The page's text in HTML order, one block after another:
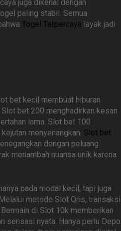
juga dikenal dengan
paling stabil. Semua
Togel Terpercaya layak jadi
bet kecil membuat hiburan
bet 200 menghadirkan kesan
lama. Slot bet 100
menyenangkan. Slot bet
dengan peluang
menambah nuansa unik karena
pada modal kecil, tapi juga
metode Slot Qris, transaksi
di Slot 10k memberikan
sensasi nyata. Hanya perlu Depo